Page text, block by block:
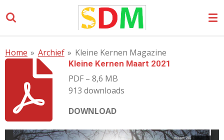
direct
hoofdinhoud
Home » Archief » Kleine Kernen Magazine
Kleine Kernen Maart 2021
PDF – 8,6 MB
913 downloads
DOWNLOAD